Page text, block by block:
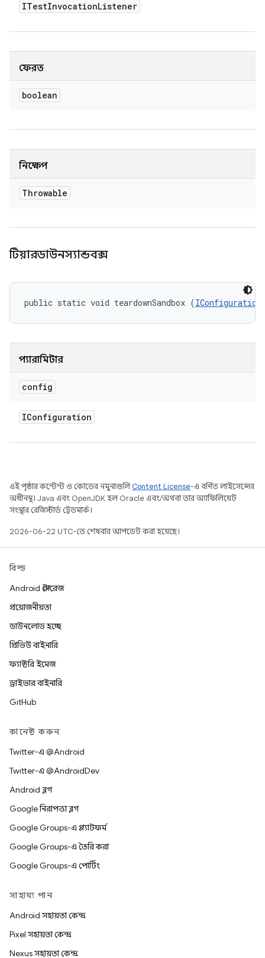
ITestInvocationListener
ফেরত
boolean
নিক্ষেপ
Throwable
টিয়ারডাউনস্যান্ডবক্স
public static void teardownSandbox (IConfiguration
প্যারামিটার
config
IConfiguration
এই পৃষ্ঠার কন্টেন্ট ও কোডের নমুনাগুলিContent License-এ বর্ণিত লাইসেন্সের
অধীনস্থ। Java এবং OpenJDK হল Oracle এবং/অথবা তার অ্যাফিলিয়েট
সংস্থার রেজিস্টার্ড ট্রেডমার্ক।
2026-06-22 UTC-তে শেষবার আপডেট করা হয়েছে।
বিল্ড
Android স্টোরেজ
প্রয়োজনীয়তা
ডাউনলোড হচ্ছে
প্রিভিউ বাইনারি
ফ্যাক্টরি ইমেজ
ড্রাইভার বাইনারি
GitHub
কানেক্ট করুন
Twitter-এ @Android
Twitter-এ @AndroidDev
Android ব্লগ
Google নিরাপত্তা ব্লগ
Google Groups-এ প্ল্যাটফর্ম
Google Groups-এ তৈরি করা
Google Groups-এ পোর্টিং
সাহায্য পান
Android সহায়তা কেন্দ্র
Pixel সহায়তা কেন্দ্র
Nexus সহায়তা কেন্দ্র